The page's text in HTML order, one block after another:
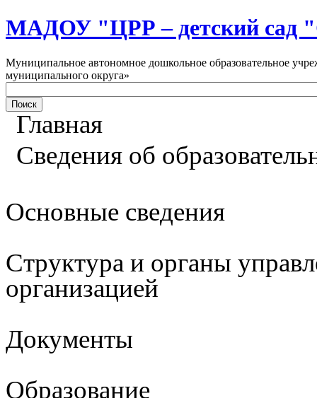
МАДОУ "ЦРР – детский
Муниципальное автономное дошкольное образовательное
муниципального округа»
Главная
Сведения об
Основные сведения
Структура и органы
организацией
Документы
Образование